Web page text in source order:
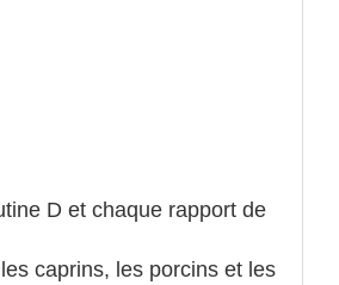
D et chaque rapport de
caprins, les porcins et les